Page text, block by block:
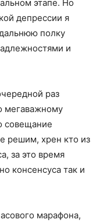
этапе. Но
депрессии я
полку
и
раз
мегаважному
совещание
решим, хрен кто из
за это время
консенсуса так и
марафона,